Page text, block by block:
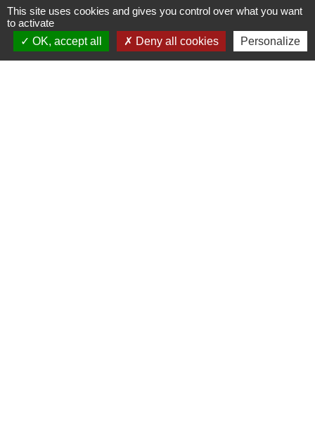
Comment faire si...
Je crée une association
This site uses cookies and gives you control over what you want
to activate
OK, accept all
Deny all cookies Personalize